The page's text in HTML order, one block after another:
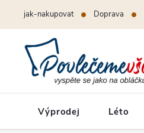
jak-nakupovat Doprava
Výprodej Léto